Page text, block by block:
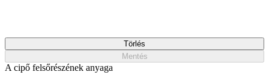
Törlés
Mentés
A cipő felsőrészének anyaga